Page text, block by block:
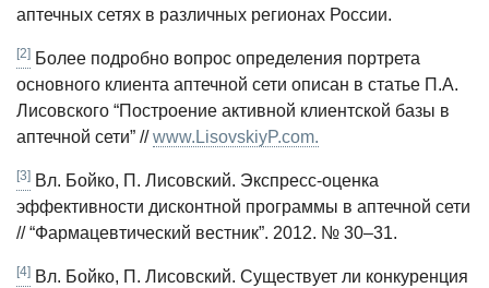
аптечных сетях в различных регионах России.
[2] Более подробно вопрос определения портрета
основного клиента аптечной сети описан в статье П.А.
Лисовского “Построение активной клиентской базы в
аптечной сети” //www.LisovskiyP.com.
[3] Вл. Бойко, П. Лисовский. Экспресс-оценка
эффективности дисконтной программы в аптечной сети
// “Фармацевтический вестник”. 2012. № 30–31.
[4] Вл. Бойко, П. Лисовский. Существует ли конкуренция